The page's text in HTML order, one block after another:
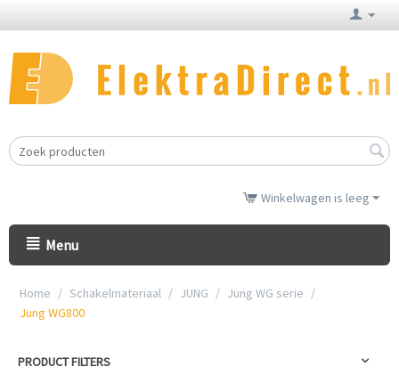
Winkelwagen is leeg
Menu
Home / Schakelmateriaal / JUNG / Jung WG serie /
Jung WG800
PRODUCT FILTERS